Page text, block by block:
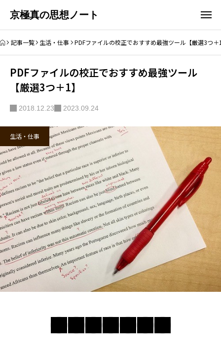
京極真の思想ノート
記事一覧 生活・仕事 PDFファイルの校正でおすすめ最強ツール【厳選3つ＋
PDFファイルの校正でおすすめ最強ツール
【厳選3つ＋1】
2018.12.23 2023.09.24
生活・仕事